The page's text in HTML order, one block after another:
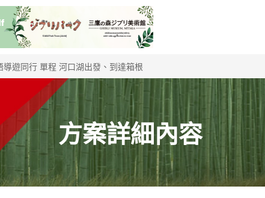
遊同行 單程 河口湖出發、到達箱根
方案詳細內容